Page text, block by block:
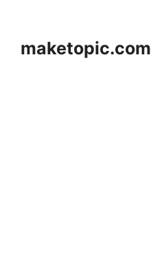
maketopic.com